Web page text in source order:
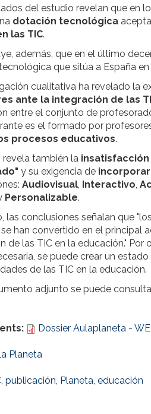
del estudio revelan que en
dotación tecnológica
las TIC.
además, que en el último
que sitúa a España
cualitativa ha revelado la
ante la integración de las
entre el conjunto de
es el formado por
procesos educativos.
revela también la
y su exigencia de
Audiovisual, Interactivo,
Personalizable.
las conclusiones señalan que
han convertido en el principal
de las TIC en la educación."
se puede crear un
de las TIC en la educación.
adjunto se puede
Dossier Aulaplaneta -
Planeta
, publicación, Planeta, educación